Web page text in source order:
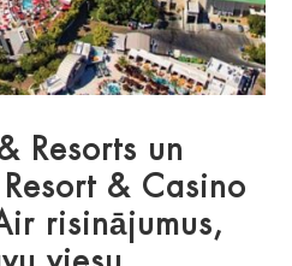
Resorts un
& Casino
risinājumus,